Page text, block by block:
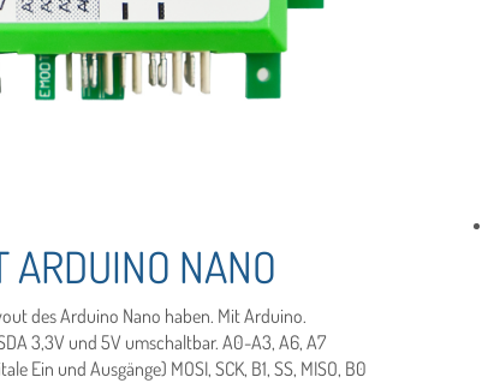
NANO
des Arduino Nano haben. Mit Arduino.
3,3V und 5V umschaltbar. A0-A3, A6, A7
Ein und Ausgänge) MOSI, SCK, B1, SS, MISO, B0